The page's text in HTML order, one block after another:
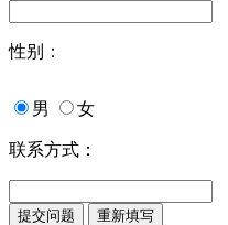
性别：
男 女
联系方式：